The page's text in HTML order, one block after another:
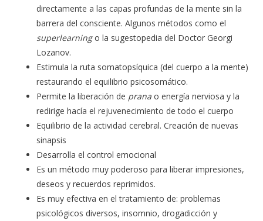
directamente a las capas profundas de la mente sin la
barrera del consciente. Algunos métodos como el
superlearningo la sugestopedia del Doctor Georgi
Lozanov.
Estimula la ruta somatopsíquica (del cuerpo a la mente)
restaurando el equilibrio psicosomático.
Permite la liberación de prana o energía nerviosa y la
redirige hacía el rejuvenecimiento de todo el cuerpo
Equilibrio de la actividad cerebral. Creación de nuevas
sinapsis
Desarrolla el control emocional
Es un método muy poderoso para liberar impresiones,
deseos y recuerdos reprimidos.
Es muy efectiva en el tratamiento de: problemas
psicológicos diversos, insomnio, drogadicción y